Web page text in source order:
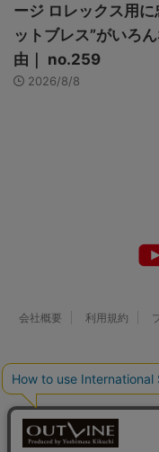
ージ ロレックス用
ットブレス”がいろ
由｜ no.259
2026/8/8
会社概要 利用規約
© 2026 Watch LIFE NEWS